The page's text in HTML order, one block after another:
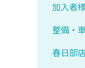
加入者
整備・
春日部